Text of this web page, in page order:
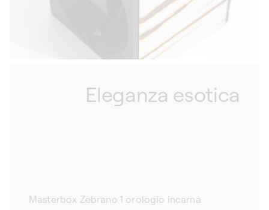
gli appassionati di orologi che cercano
l’eccellenza in tutte le sue forme. Sia che
venga utilizzato per mettere in mostra un
orologio prestigioso o come raffinato
Eleganza esotica
Masterbox Zebrano 1 orologio incarna